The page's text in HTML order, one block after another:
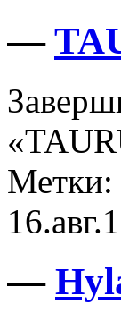
—
Метки:
—